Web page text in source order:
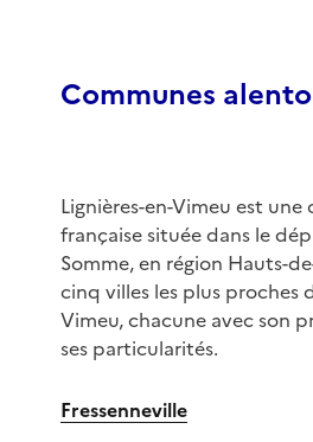
Communes
Lignières-en-Vimeu est une
française située dans le
Somme, en région Hauts-
cinq villes les plus proches
Vimeu, chacune avec son
ses particularités.
Fressenneville